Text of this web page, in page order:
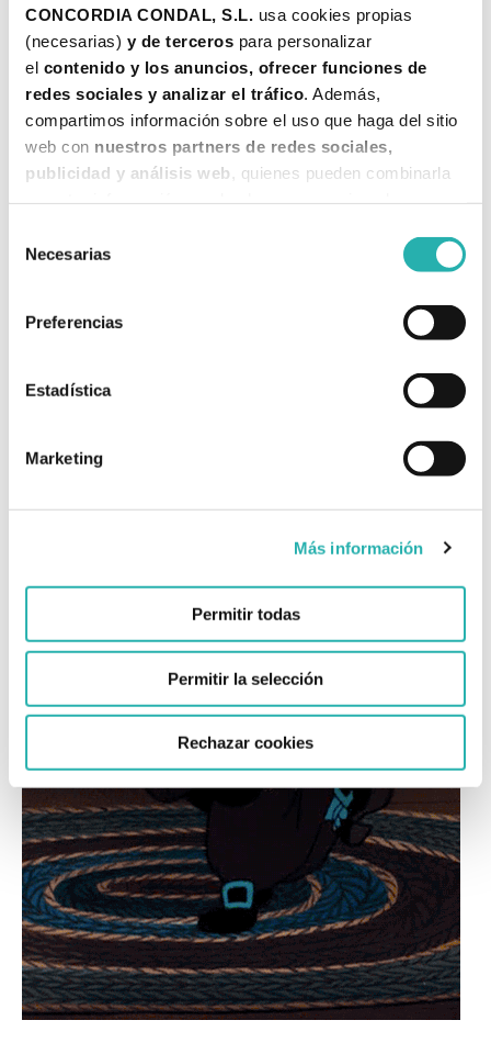
CONCORDIA CONDAL, S.L. usa cookies propias
(necesarias) y de terceros para personalizar
el contenido y los anuncios, ofrecer funciones de
redes sociales y analizar el tráfico . Además,
compartimos información sobre el uso que haga del sitio
web con nuestros partners de redes sociales,
publicidad y análisis web , quienes pueden combinarla
servicios.
Necesarias
Preferencias
Estadística
Marketing
Más información
Permitir todas
Permitir la selección
Rechazar cookies
👉🏼 Las personas DESPIERTAS necesitan sentirse protegidas
Conscientemente, hacen las cosas, de forma
gestionando de forma adecuada las necesidades cambiantes del
momento, siempre con resultados novedosos. Son personas que gustan
Sombrero de Bruja: en pico, puntiagudo, alto,